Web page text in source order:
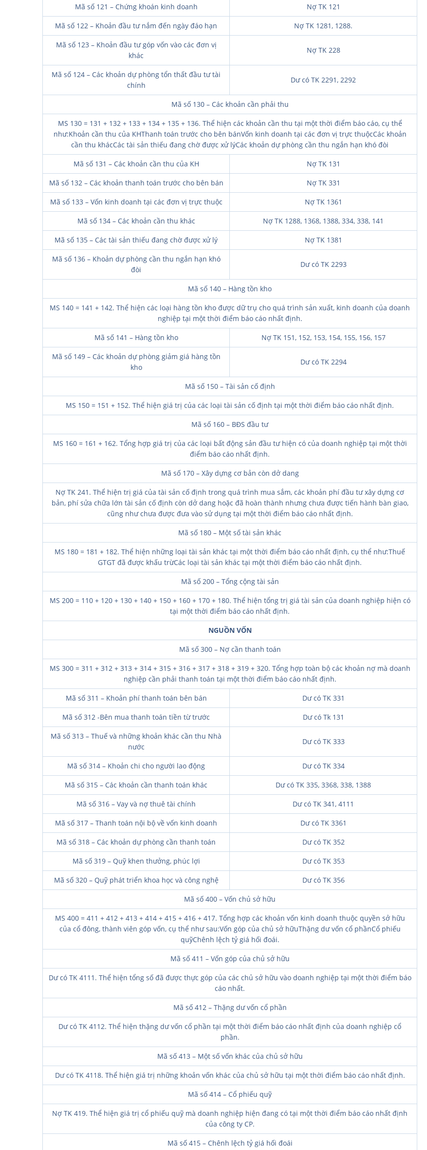
Mã số 121 – Chứng khoán kinh doanh Nợ TK 121
Mã số 122 – Khoản đầu tư nắm đến ngày đáo hạn Nợ TK 1281, 1288.
Mã số 123 – Khoản đầu tư góp vốn vào các đơn vị
khác
Nợ TK 228
Mã số 124 – Các khoản dự phòng tổn thất đầu tư tài
chính
Dư có TK 2291, 2292
Mã số 130 – Các khoản cần phải thu
MS 130 = 131 + 132 + 133 + 134 + 135 + 136. Thể hiện các khoản cần thu tại một thời điểm báo cáo, cụ thể
như:Khoản cần thu của KHThanh toán trước cho bên bánVốn kinh doanh tại các đơn vị trực thuộcCác khoản
cần thu khácCác tài sản thiếu đang chờ được xử lýCác khoản dự phòng cần thu ngắn hạn khó đòi
Mã số 131 – Các khoản cần thu của KH Nợ TK 131
Mã số 132 – Các khoản thanh toán trước cho bên bán Nợ TK 331
Mã số 133 – Vốn kinh doanh tại các đơn vị trực thuộc Nợ TK 1361
Mã số 134 – Các khoản cần thu khác Nợ TK 1288, 1368, 1388, 334, 338, 141
Mã số 135 – Các tài sản thiếu đang chờ được xử lý Nợ TK 1381
Mã số 136 – Khoản dự phòng cần thu ngắn hạn khó
đòi
Dư có TK 2293
Mã số 140 – Hàng tồn kho
MS 140 = 141 + 142. Thể hiện các loại hàng tồn kho được dữ trụ cho quá trình sản xuất, kinh doanh của doanh
nghiệp tại một thời điểm báo cáo nhất định.
Mã số 141 – Hàng tồn kho Nợ TK 151, 152, 153, 154, 155, 156, 157
Mã số 149 – Các khoản dự phòng giảm giá hàng tồn
kho
Dư có TK 2294
Mã số 150 – Tài sản cố định
MS 150 = 151 + 152. Thể hiện giá trị của các loại tài sản cố định tại một thời điểm báo cáo nhất định.
Mã số 160 – BĐS đầu tư
MS 160 = 161 + 162. Tổng hợp giá trị của các loại bất động sản đầu tư hiện có của doanh nghiệp tại một thời
điểm báo cáo nhất định.
Mã số 170 – Xây dựng cơ bản còn dở dang
Nợ TK 241. Thể hiện trị giá của tài sản cố định trong quá trình mua sắm, các khoản phí đầu tư xây dựng cơ
bản, phí sửa chữa lớn tài sản cố định còn dở dang hoặc đã hoàn thành nhưng chưa được tiến hành bàn giao,
cũng như chưa được đưa vào sử dụng tại một thời điểm báo cáo nhất định.
Mã số 180 – Một số tài sản khác
MS 180 = 181 + 182. Thể hiện những loại tài sản khác tại một thời điểm báo cáo nhất định, cụ thể như:Thuế
GTGT đã được khấu trừCác loại tài sản khác tại một thời điểm báo cáo nhất định.
Mã số 200 – Tổng cộng tài sản
MS 200 = 110 + 120 + 130 + 140 + 150 + 160 + 170 + 180. Thể hiện tổng trị giá tài sản của doanh nghiệp hiện có
tại một thời điểm báo cáo nhất định.
NGUỒN VỐN
Mã số 300 – Nợ cần thanh toán
MS 300 = 311 + 312 + 313 + 314 + 315 + 316 + 317 + 318 + 319 + 320. Tổng hợp toàn bộ các khoản nợ mà doanh
nghiệp cần phải thanh toán tại một thời điểm báo cáo nhất định.
Mã số 311 – Khoản phí thanh toán bên bán Dư có TK 331
Mã số 312 -Bên mua thanh toán tiền từ trước Dư có Tk 131
Mã số 313 – Thuế và những khoản khác cần thu Nhà
nước
Dư có TK 333
Mã số 314 – Khoản chi cho người lao động Dư có TK 334
Mã số 315 – Các khoản cần thanh toán khác Dư có TK 335, 3368, 338, 1388
Mã số 316 – Vay và nợ thuê tài chính Dư có TK 341, 4111
Mã số 317 – Thanh toán nội bộ về vốn kinh doanh Dư có TK 3361
Mã số 318 – Các khoản dự phòng cần thanh toán Dư có TK 352
Mã số 319 – Quỹ khen thưởng, phúc lợi Dư có TK 353
Mã số 320 – Quỹ phát triển khoa học và công nghệ Dư có TK 356
Mã số 400 – Vốn chủ sở hữu
MS 400 = 411 + 412 + 413 + 414 + 415 + 416 + 417. Tổng hợp các khoản vốn kinh doanh thuộc quyền sở hữu
của cổ đông, thành viên góp vốn, cụ thể như sau:Vốn góp của chủ sở hữuThặng dư vốn cổ phầnCổ phiếu
quỹChênh lệch tỷ giá hối đoái.
Mã số 411 – Vốn góp của chủ sở hữu
Dư có TK 4111. Thể hiện tổng số đã được thực góp của các chủ sở hữu vào doanh nghiệp tại một thời điểm báo
cáo nhất.
Mã số 412 – Thặng dư vốn cổ phần
Dư có TK 4112. Thể hiện thặng dư vốn cổ phần tại một thời điểm báo cáo nhất định của doanh nghiệp cổ
phần.
Mã số 413 – Một số vốn khác của chủ sở hữu
Dư có TK 4118. Thể hiện giá trị những khoản vốn khác của chủ sở hữu tại một thời điểm báo cáo nhất định.
Mã số 414 – Cổ phiếu quỹ
Nợ TK 419. Thể hiện giá trị cổ phiếu quỹ mà doanh nghiệp hiện đang có tại một thời điểm báo cáo nhất định
của công ty CP.
Mã số 415 – Chênh lệch tỷ giá hối đoái